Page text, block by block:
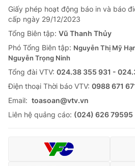
VTV Sức khoẻ
Thị trường 24h Tấm
VTV4
VTV9 VTV8
Liên hệ tòa soạn
Giấy phép hoạt động báo in và báo
cấp ngày 29/12/2023
Tổng Biên tập: Vũ Thanh Thủy
Phó Tổng Biên tập: Nguyễn Thị Mỹ
Nguyễn Trọng Ninh
Tổng đài VTV: 024.38 355 931 -
Ðiện thoại Thời báo VTV: 0988 671
Email: toasoan@vtv.vn
Liên hệ quảng cáo: (024) 626 79595